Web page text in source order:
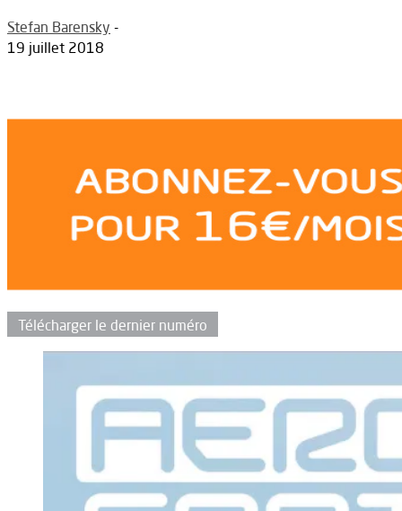
Stefan Barensky -
19 juillet 2018
Télécharger le dernier numéro